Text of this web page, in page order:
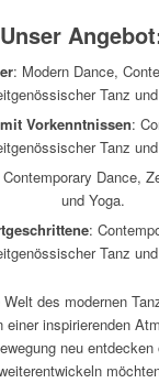
Unser
: Modern Dance,
Tanz
Vorkenntnissen:
Tanz
Dance,
und Yoga.
:
Tanz
des modernen
einer inspirierenden
neu